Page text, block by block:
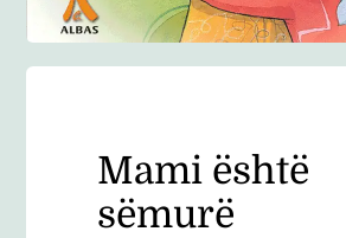
Mami është
sëmurë